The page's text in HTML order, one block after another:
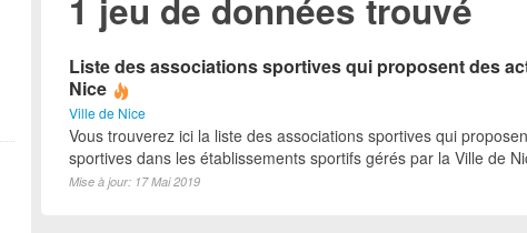
1 jeu de données trouvé
Liste des associations sportives qui proposent des
Nice
Ville de Nice
Vous trouverez ici la liste des associations sportives qui
sportives dans les établissements sportifs gérés par la Ville de
Mise à jour: 17 Mai 2019